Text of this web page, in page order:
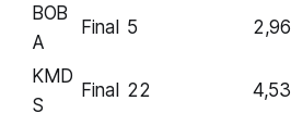
BOB
A
Final 5 2,96
KMD
S
Final 22 4,53